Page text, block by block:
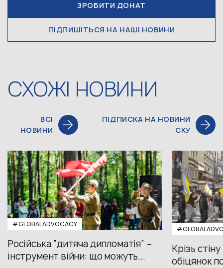
ЗРОБИТИ ДОНАТ
ПІДПИШІТЬСЯ НА НАШІ НОВИНИ
СХОЖІ НОВИНИ
ВСІ
НОВИНИ
ПІДПИСКА НА НОВИНИ
СКУ
#GLOBALADVOCACY
Російська “дитяча дипломатія” –
інструмент війни: що можуть...
Крізь
обіцянок